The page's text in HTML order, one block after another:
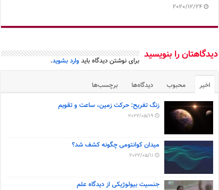
2020/12/24
دیدگاهتان را بنویسید برای نوشتن دیدگاه بایدوارد بشوید.
اخیر محبوب دیدگاه‌ها برچسب‌ها
زنگ تفریح: حرکت زمین، ساعت و تقویم
2022/05/19
میدان کوانتومی چگونه کشف شد؟
2022/05/11
جنسیت بیولوژیکی از دیدگاه علم